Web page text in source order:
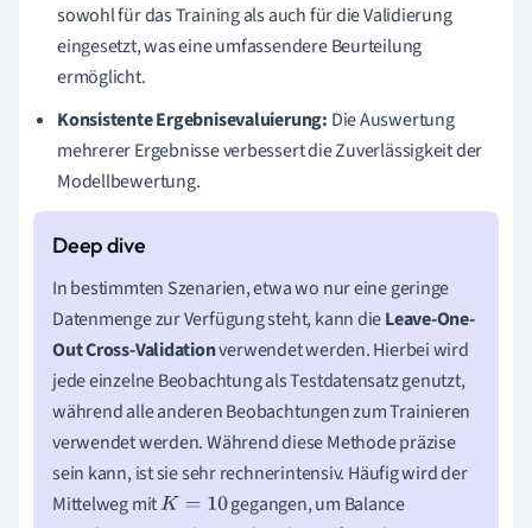
sowohl für das Training als auch für die Validierung
eingesetzt, was eine umfassendere Beurteilung
ermöglicht.
Konsistente Ergebnisevaluierung: Die Auswertung
mehrerer Ergebnisse verbessert die Zuverlässigkeit der
Modellbewertung.
In bestimmten Szenarien, etwa wo nur eine geringe
Datenmenge zur Verfügung steht, kann dieLeave-One-
Out Cross-Validationverwendet werden. Hierbei wird
jede einzelne Beobachtung als Testdatensatz genutzt,
während alle anderen Beobachtungen zum Trainieren
verwendet werden. Während diese Methode präzise
sein kann, ist sie sehr rechnerintensiv. Häufig wird der
Mittelweg mitK= 10
gegangen, um Balance